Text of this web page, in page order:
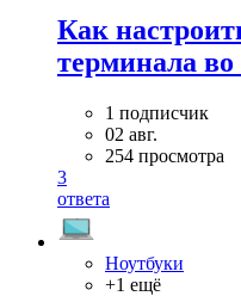
Как
терминала
1 подписчик
02 авг.
254 просмотра
3
ответа
Ноутбуки
+1 ещё